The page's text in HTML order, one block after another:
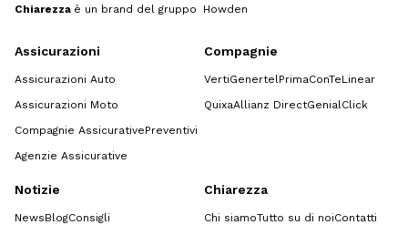
Chiarezza è un brand del gruppo Howden
Assicurazioni
Assicurazioni Auto
Assicurazioni Moto
Compagnie AssicurativePreventivi
Agenzie Assicurative
Compagnie
VertiGenertelPrimaConTeLinear
QuixaAllianz DirectGenialClick
Notizie
NewsBlogConsigli
Chiarezza
Chi siamoTutto su di noiContatti